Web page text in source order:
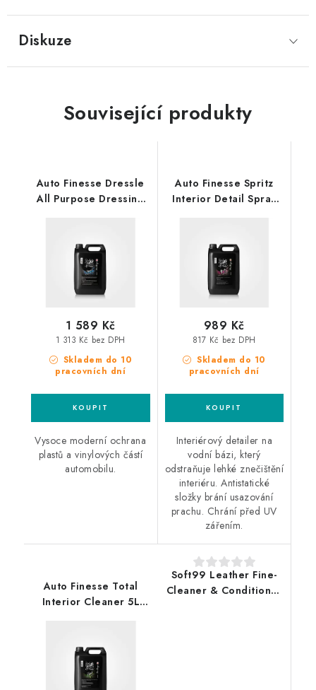
Diskuze
Související produkty
Auto Finesse Dressle
All Purpose Dressing
Skladem do 10
pracovních dní
1 313 Kč bez DPH
1 589 Kč
Vysoce moderní ochrana
plastů a vinylových částí
automobilu.
Auto Finesse Spritz
Interior Detail Spray
Skladem do 10
pracovních dní
817 Kč bez DPH
989 Kč
Interiérový detailer na
vodní bázi, který
odstraňuje lehké znečištění
interiéru. Antistatické
složky brání usazování
prachu. Chrání před UV
zářením.
Auto Finesse Total
Interior Cleaner 5L
Soft99 Leather Fine-
Cleaner & Conditioner